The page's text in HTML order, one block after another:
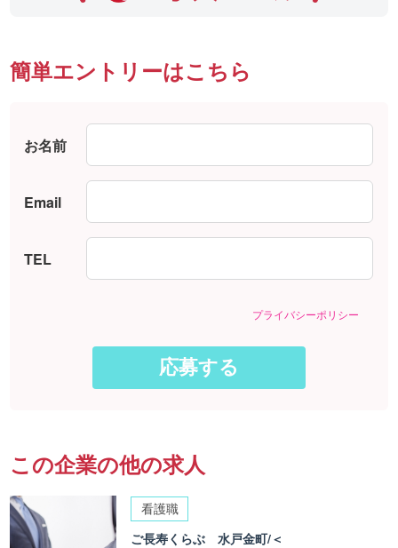
簡単エントリーはこちら
お名前
Email
TEL
プライバシーポリシー
この企業の他の求人
看護職
ご長寿くらぶ 水戸金町/＜